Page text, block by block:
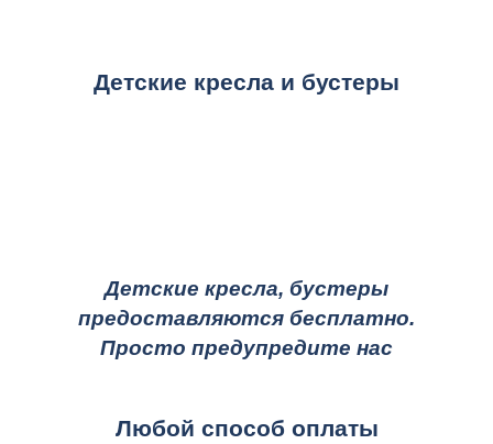
Детские кресла и бустеры
Детские кресла, бустеры
предоставляются бесплатно.
Просто предупредите нас
Любой способ оплаты